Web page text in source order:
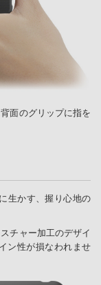
面のグリップに指を
生かす、握り心地の
チャー加工のデザイ
ン性が損なわれませ